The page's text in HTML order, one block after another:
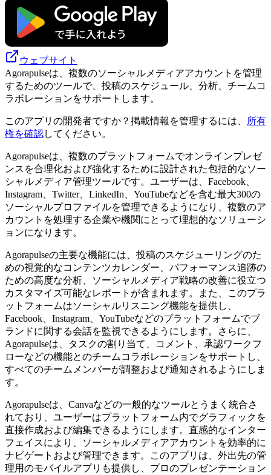
ウェブサイト
Agorapulseは、複数のソーシャルメディアアカウントを管理
するためのツールで、投稿のスケジュール、分析、チームコ
ラボレーションをサポートします。
このアプリの開発者ですか？掲載情報を管理するには、
所有
権を確認してください。
Agorapulseは、複数のプラットフォームでオンラインプレゼ
ンスを合理化および強化するために設計された包括的なソー
シャルメディア管理ツールです。ユーザーは、Facebook、
Instagram、Twitter、LinkedIn、YouTubeなどを含む最大300の
ソーシャルプロファイルを管理できるようになり、複数のア
カウントを処理する企業や機関にとって理想的なソリューシ
ョンになります。
Agorapulseの主要な機能には、投稿のスケジューリングのた
めの視覚的なコンテンツカレンダー、パフォーマンス追跡の
ための高度な分析、ソーシャルメディア戦略の改善に役立つ
カスタマイズ可能なレポートが含まれます。また、このプラ
ットフォームはソーシャルリスニング機能を提供し、
Facebook、Instagram、YouTubeなどのプラットフォームでブ
ランドに関する会話を監視できるようにします。さらに、
Agorapulseは、タスクの割り当て、コメント、承認ワークフ
ローなどの機能とのチームコラボレーションをサポートし、
すべてのチームメンバーが調整および通知されるようにしま
す。
Agorapulseは、Canvaなどの一般的なツールとうまく統合さ
れており、ユーザーはプラットフォーム内でグラフィックを
直接作成および編集できるようにします。直感的なインター
フェイスにより、ソーシャルメディアアカウントを効率的に
ナビゲートおよび管理できます。このアプリは、外出先の管
理用のモバイルアプリも提供し、プロのプレゼンテーション